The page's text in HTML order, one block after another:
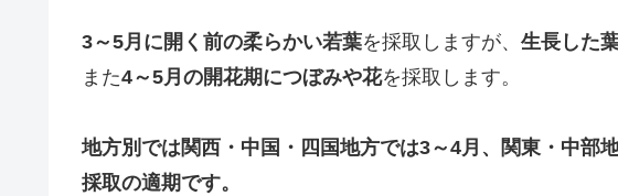
3～5月に開く前の柔らかい若葉を採取しますが、 生長した
また4～5月の開花期につぼみや花を採取します。
地方別では関西・中国・四国地方では3～4月、関東・中部
採取の適期です。